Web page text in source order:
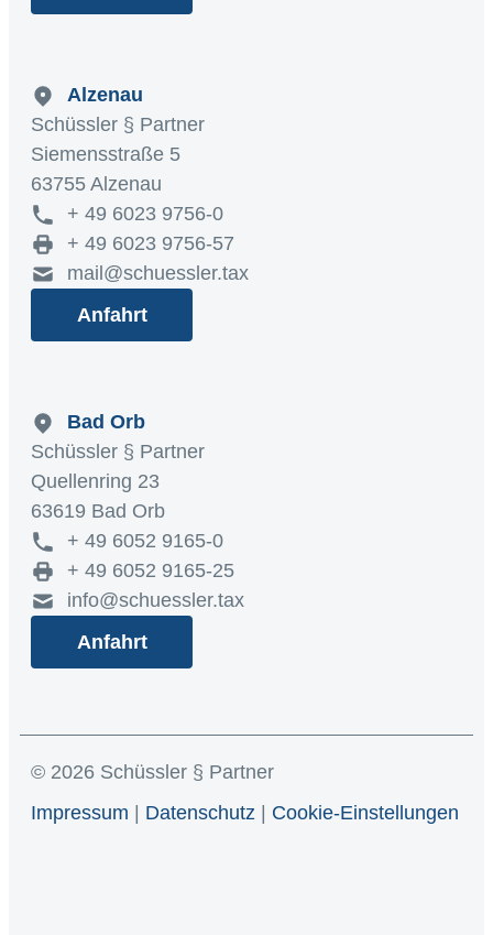
Alzenau
Schüssler § Partner
Siemensstraße 5
63755 Alzenau
+ 49 6023 9756-0
+ 49 6023 9756-57
mail@schuessler.tax
Anfahrt
Bad Orb
Schüssler § Partner
Quellenring 23
63619 Bad Orb
+ 49 6052 9165-0
+ 49 6052 9165-25
info@schuessler.tax
Anfahrt
© 2026 Schüssler § Partner
Impressum
Datenschutz Cookie-Einstellungen